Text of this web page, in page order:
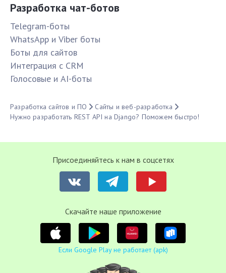
Разработка чат-ботов
Telegram-боты
WhatsApp и Viber боты
Боты для сайтов
Интеграция с CRM
Голосовые и AI-боты
Разработка сайтов и ПО
Сайты и веб-разработка
Нужно разработать REST API на Django? Поможем быстро!
Присоединяйтесь к нам в соцсетях
Cкачайте наше приложение
Если Google Play не работает (apk)